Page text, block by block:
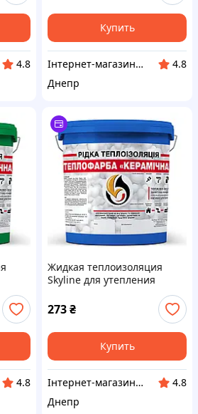
4.8
Купить
Інтернет-магазин "Winner"
4.8
Днепр
л
4.8
Жидкая теплоизоляция
Skyline для утепления
Теплокраска Синий 1 л
273₴
Купить
Інтернет-магазин "Winner"
4.8
Днепр